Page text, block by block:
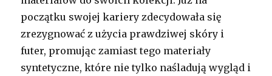
początku swojej kariery zdecydowała się
zrezygnować z użycia prawdziwej skóry i
futer, promując zamiast tego materiały
syntetyczne, które nie tylko naśladują wygląd i